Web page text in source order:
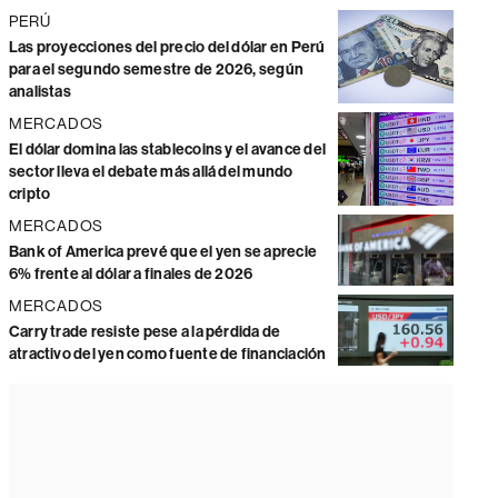
PERÚ
Las proyecciones del precio del dólar en Perú
para el segundo semestre de 2026, según
analistas
MERCADOS
El dólar domina las stablecoins y el avance del
sector lleva el debate más allá del mundo
cripto
MERCADOS
Bank of America prevé que el yen se aprecie
6% frente al dólar a finales de 2026
MERCADOS
Carry trade resiste pese a la pérdida de
atractivo del yen como fuente de financiación